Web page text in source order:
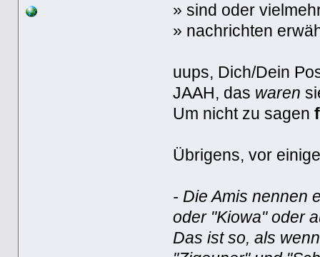
» sind oder
» nachrichten
uups, Dich/Dein
JAAH, das waren
Um nicht zu sagen
Übrigens, vor
- Die Amis nennen
oder "Kiowa" oder
Das ist so, als